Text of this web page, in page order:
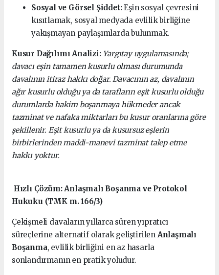
Sosyal ve Görsel Şiddet:Eşin sosyal çevresini
kısıtlamak, sosyal medyada evlilik birliğine
yakışmayan paylaşımlarda bulunmak.
Kusur Dağılımı Analizi: Yargıtay uygulamasında;
davacı eşin tamamen kusurlu olması durumunda
davalının itiraz hakkı doğar. Davacının az, davalının
ağır kusurlu olduğu ya da tarafların eşit kusurlu olduğu
durumlarda hakim boşanmaya hükmeder ancak
tazminat ve nafaka miktarları bu kusur oranlarına göre
şekillenir. Eşit kusurlu ya da kusursuz eşlerin
birbirlerinden maddi-manevi tazminat talep etme
hakkı yoktur.
Hızlı Çözüm: Anlaşmalı Boşanma ve Protokol
Hukuku (TMK m. 166/3)
Çekişmeli davaların yıllarca süren yıpratıcı
süreçlerine alternatif olarak geliştirilen Anlaşmalı
Boşanma, evlilik birliğini en az hasarla
sonlandırmanın en pratik yoludur.